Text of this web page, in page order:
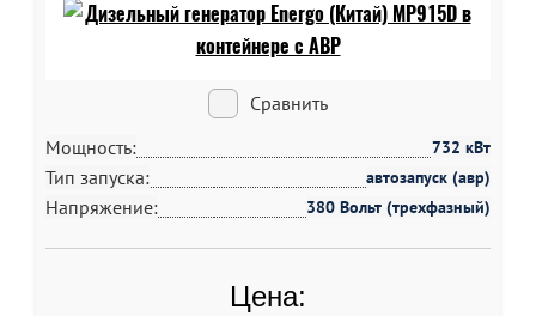
Сравнить
Мощность:
732 кВт
Тип запуска: автозапуск (авр)
Напряжение: 380 Вольт (трехфазный)
Цена: